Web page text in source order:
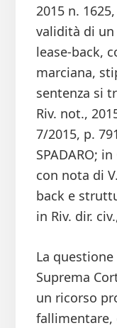
2015 n.
validità di
lease-back,
marciana,
sentenza si
Riv. not.,
7/2015, p.
SPADARO;
con nota di
back e
in Riv. dir.
La
Suprema
un ricorso
fallimentare,